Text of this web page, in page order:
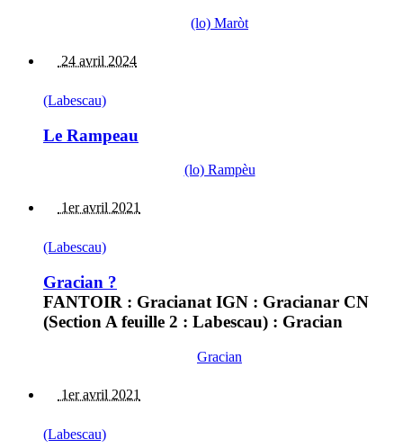
(lo) Maròt
24 avril 2024
(Labescau)
Le Rampeau
(lo) Rampèu
1er avril 2021
(Labescau)
Gracian ?
FANTOIR : Gracianat IGN : Gracianar CN
(Section A feuille 2 : Labescau) : Gracian
Gracian
1er avril 2021
(Labescau)